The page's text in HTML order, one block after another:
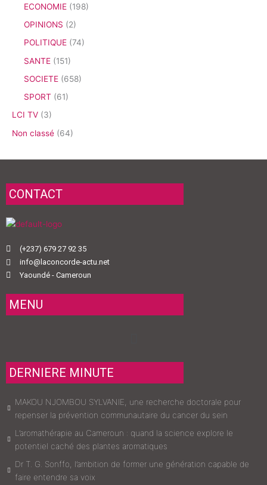
ECONOMIE (198)
OPINIONS (2)
POLITIQUE (74)
SANTE (151)
SOCIETE (658)
SPORT (61)
LCI TV (3)
Non classé (64)
CONTACT
(+237) 679 27 92 35
info@laconcorde-actu.net
Yaoundé - Cameroun
MENU
DERNIERE MINUTE
MAKOU NJOMBOU SYLVANIE, une recherche doctorale pour
repenser la prévention communautaire du cancer du sein
L’aromathérapie au Cameroun : quand la science explore le
potentiel caché des plantes aromatiques
Dr T. G. Sonffo, l’ambition de former une génération capable de
faire entendre sa voix